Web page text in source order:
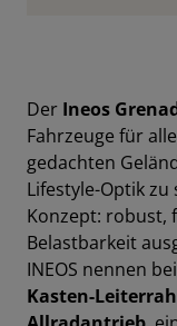
Der Ineos
Fahrzeuge für
gedachten
Lifestyle-Optik
Konzept: robust,
Belastbarkeit
INEOS nennen
Kasten-